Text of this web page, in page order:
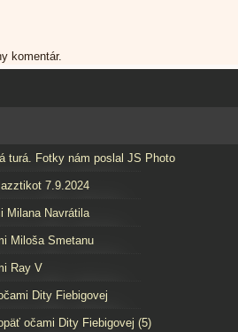
komentár.
turá. Fotky nám poslal JS Photo
7.9.2024
Milana Navrátila
Miloša Smetanu
Ray V
Dity Fiebigovej
očami Dity Fiebigovej (5)